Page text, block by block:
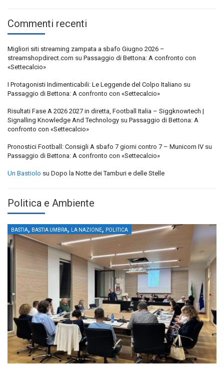
Commenti recenti
Migliori siti streaming zampata a sbafo Giugno 2026 –
streamshopdirect.com su Passaggio di Bettona: A confronto con
«Settecalcio»
I Protagonisti Indimenticabili: Le Leggende del Colpo Italiano su
Passaggio di Bettona: A confronto con «Settecalcio»
Risultati Fase A 2026 2027 in diretta, Football Italia – Siggknowtech |
Signalling Knowledge And Technology su Passaggio di Bettona: A
confronto con «Settecalcio»
Pronostici Football: Consigli A sbafo 7 giorni contro 7 – Municorn IV su
Passaggio di Bettona: A confronto con «Settecalcio»
Un Bastiolo su Dopo la Notte dei Tamburi e delle Stelle
Politica e Ambiente
BASTIA, BASTIA UMBRA, LA NAZIONE, POLITICA